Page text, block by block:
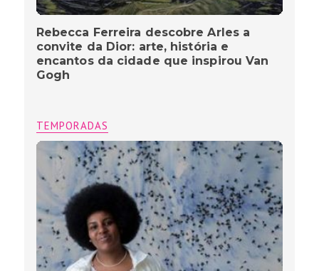
Rebecca Ferreira descobre Arles a
convite da Dior: arte, história e
encantos da cidade que inspirou Van
Gogh
TEMPORADAS